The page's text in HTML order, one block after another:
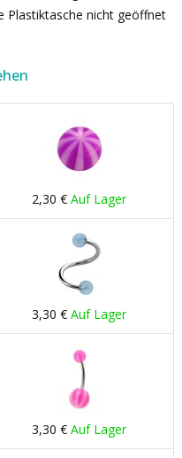
Plastiktasche nicht geöffnet
2,30 € Auf Lager
3,30 € Auf Lager
3,30 € Auf Lager